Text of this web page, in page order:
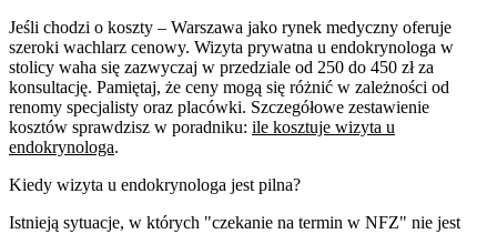
Jeśli chodzi o koszty – Warszawa jako rynek medyczny oferuje
szeroki wachlarz cenowy. Wizyta prywatna u endokrynologa w
stolicy waha się zazwyczaj w przedziale od 250 do 450 zł za
konsultację. Pamiętaj, że ceny mogą się różnić w zależności od
renomy specjalisty oraz placówki. Szczegółowe zestawienie
kosztów sprawdzisz w poradniku: ile kosztuje wizyta u
endokrynologa.
Kiedy wizyta u endokrynologa jest pilna?
Istnieją sytuacje, w których "czekanie na termin w NFZ" nie jest